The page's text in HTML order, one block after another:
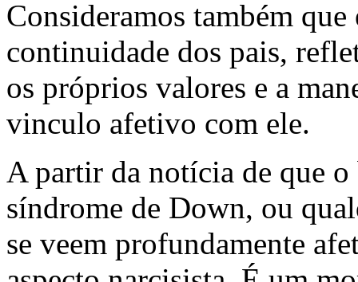
Consideramos também que
continuidade dos pais,
os próprios valores e a
vinculo afetivo com ele.
A partir da notícia de que
síndrome de Down, ou
se veem profundamente